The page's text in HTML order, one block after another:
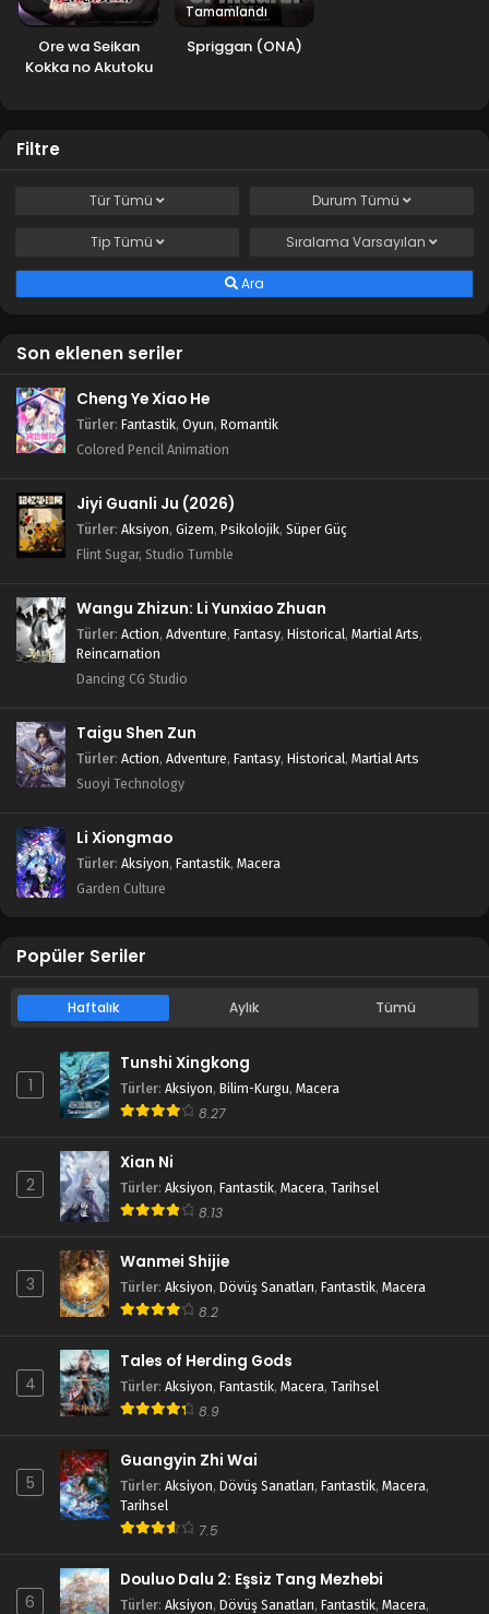
Ore wa Seikan
Kokka no Akutoku
Tamamlandı
Spriggan (ONA)
Filtre
TürTümü Durum Tümü
TipTümü Sıralama Varsayılan
Ara
Son eklenen seriler
Cheng Ye Xiao He
Türler: Fantastik, Oyun, Romantik
Colored Pencil Animation
Jiyi Guanli Ju (2026)
Türler: Aksiyon, Gizem, Psikolojik, Süper Güç
Flint Sugar, Studio Tumble
Wangu Zhizun: Li Yunxiao Zhuan
Türler: Action, Adventure, Fantasy, Historical, Martial Arts,
Reincarnation
Dancing CG Studio
Taigu Shen Zun
Türler: Action, Adventure, Fantasy, Historical, Martial Arts
Suoyi Technology
Li Xiongmao
Türler: Aksiyon, Fantastik, Macera
Garden Culture
Popüler Seriler
Haftalık Aylık Tümü
1
Tunshi Xingkong
Türler: Aksiyon, Bilim-Kurgu, Macera
8.27
2
Xian Ni
Türler: Aksiyon, Fantastik, Macera, Tarihsel
8.13
3
Wanmei Shijie
Türler: Aksiyon, Dövüş Sanatları, Fantastik, Macera
8.2
4
Tales of Herding Gods
Türler: Aksiyon, Fantastik, Macera, Tarihsel
8.9
5
Guangyin Zhi Wai
Türler: Aksiyon, Dövüş Sanatları, Fantastik, Macera,
Tarihsel
7.5
6
Douluo Dalu 2: Eşsiz Tang Mezhebi
Türler: Aksiyon, Dövüş Sanatları, Fantastik, Macera,